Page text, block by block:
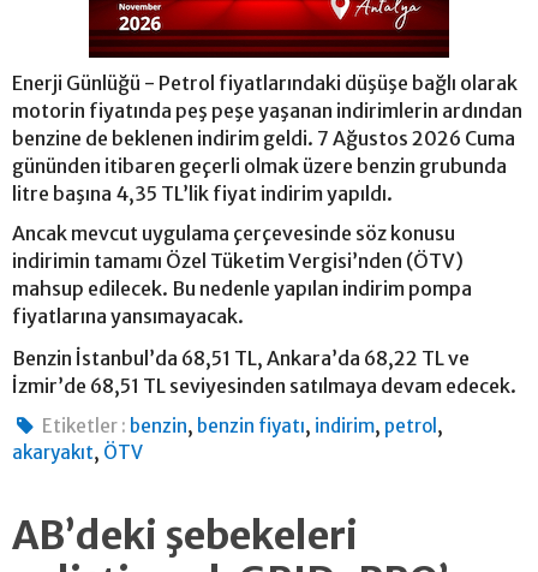
Enerji Günlüğü - Petrol fiyatlarındaki düşüşe bağlı olarak
motorin fiyatında peş peşe yaşanan indirimlerin ardından
benzine de beklenen indirim geldi. 7 Ağustos 2026 Cuma
gününden itibaren geçerli olmak üzere benzin grubunda
litre başına 4,35 TL’lik fiyat indirim yapıldı.
Ancak mevcut uygulama çerçevesinde söz konusu
indirimin tamamı Özel Tüketim Vergisi’nden (ÖTV)
mahsup edilecek. Bu nedenle yapılan indirim pompa
fiyatlarına yansımayacak.
Benzin İstanbul’da 68,51 TL, Ankara’da 68,22 TL ve
İzmir’de 68,51 TL seviyesinden satılmaya devam edecek.
Etiketler : benzin, benzin fiyatı, indirim, petrol ,
akaryakıt, ÖTV
AB’deki şebekeleri